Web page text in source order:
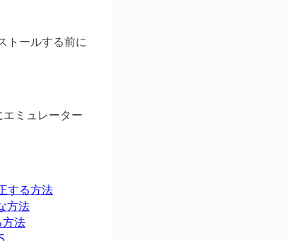
トールする前に
ミュレーター
する方法
方法
法